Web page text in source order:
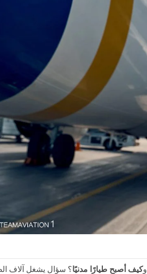
وكيف أصبح طيارًا مدنيًا؟ سؤال يشغل آلاف